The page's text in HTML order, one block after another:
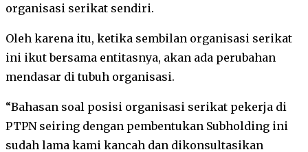
organisasi serikat sendiri.
Oleh karena itu, ketika sembilan organisasi serikat
ini ikut bersama entitasnya, akan ada perubahan
mendasar di tubuh organisasi.
“Bahasan soal posisi organisasi serikat pekerja di
PTPN seiring dengan pembentukan Subholding ini
sudah lama kami kancah dan dikonsultasikan